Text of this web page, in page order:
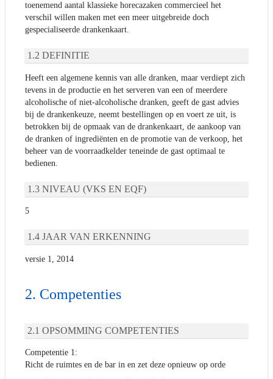
toenemend aantal klassieke horecazaken commercieel het
verschil willen maken met een meer uitgebreide doch
gespecialiseerde drankenkaart.
DEFINITIE
Heeft een algemene kennis van alle dranken, maar verdiept zich
tevens in de productie en het serveren van een of meerdere
alcoholische of niet-alcoholische dranken, geeft de gast advies
bij de drankenkeuze, neemt bestellingen op en voert ze uit, is
betrokken bij de opmaak van de drankenkaart, de aankoop van
de dranken of ingrediënten en de promotie van de verkoop, het
beheer van de voorraadkelder teneinde de gast optimaal te
bedienen.
NIVEAU (VKS EN EQF)
5
JAAR VAN ERKENNING
versie 1, 2014
Competenties
OPSOMMING COMPETENTIES
Competentie 1:
Richt de ruimtes en de bar in en zet deze opnieuw op orde